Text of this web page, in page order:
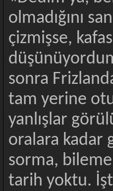
olmadığını
çizmişse,
sonra
tam yerine
yanlışlar
oralara kadar
sorma,
tarih yoktu.